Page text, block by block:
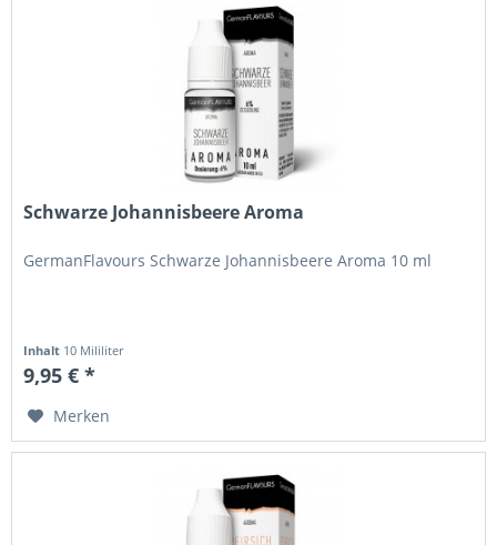
Schwarze Johannisbeere Aroma
GermanFlavours Schwarze Johannisbeere Aroma 10 ml
Inhalt 10 Mililiter
9,95 € *
Merken